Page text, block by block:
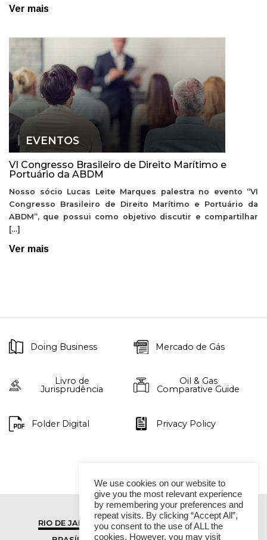
Ver mais
EVENTOS
VI Congresso Brasileiro de Direito Marítimo e
Portuário da ABDM
Nosso sócio Lucas Leite Marques palestra no evento “VI
Congresso Brasileiro de Direito Marítimo e Portuário da
ABDM”, que possui como objetivo discutir e compartilhar
[…]
Ver mais
Doing Business Mercado de Gás
Livro de
Jurisprudência
Oil & Gas
Comparative Guide
Folder Digital Privacy Policy
RIO DE JANEIRO
SÃO PAULO
We use cookies on our website to
give you the most relevant experience
by remembering your preferences and
repeat visits. By clicking “Accept All”,
you consent to the use of ALL the
cookies. However, you may visit